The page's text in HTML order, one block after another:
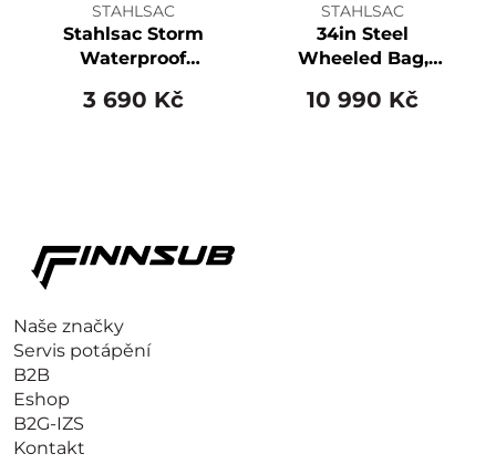
STAHLSAC
Stahlsac Storm
Waterproof
3 690 Kč
STAHLSAC
34in Steel
Wheeled Bag,
10 990 Kč
Naše značky
Servis potápění
B2B
Eshop
B2G-IZS
Kontakt